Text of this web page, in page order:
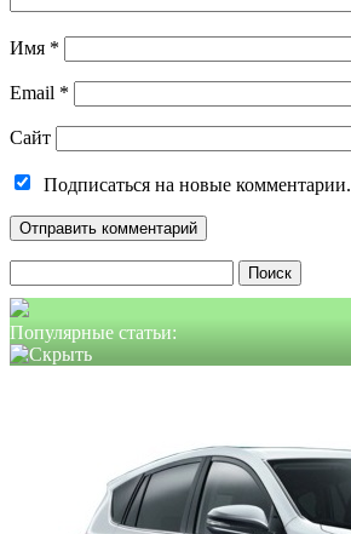
Имя *
Email *
Сайт
Подписаться на новые комментарии.
Популярные статьи: